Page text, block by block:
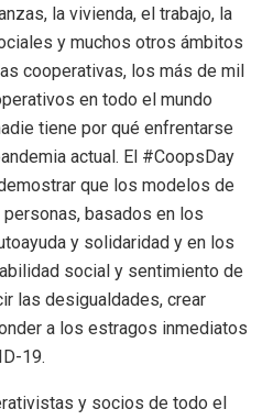
la vivienda, el trabajo, la
y muchos otros ámbitos
cooperativas, los más de mil
en todo el mundo
tiene por qué enfrentarse
actual. El #CoopsDay
que los modelos de
basados en los
y solidaridad y en los
social y sentimiento de
las desigualdades, crear
a los estragos inmediatos
19.
y socios de todo el